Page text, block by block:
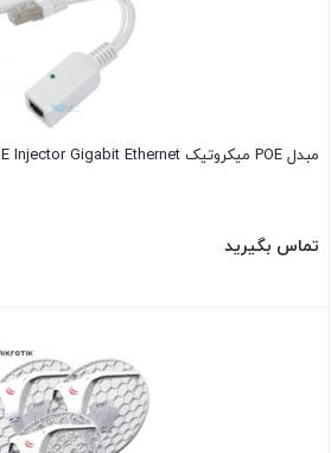
مبدل POE میکروتیک Mikrotik POE Injector Gigabit Ethernet
تماس بگیرید